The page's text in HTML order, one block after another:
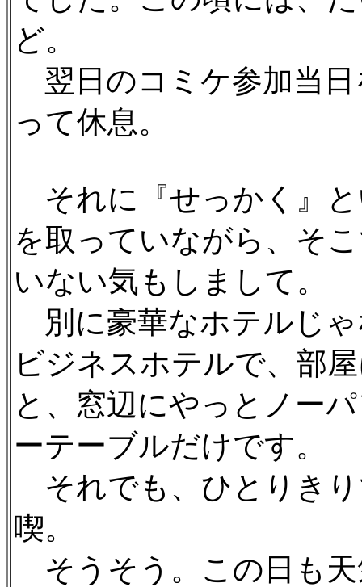
ど。
翌日のコミケ参加当日
って休息。
それに『せっかく』
を取っていながら、そ
いない気もしまして。
別に豪華なホテルじ
ビジネスホテルで、部
と、窓辺にやっとノー
ーテーブルだけです。
それでも、ひとりき
喫。
そうそう。この日も